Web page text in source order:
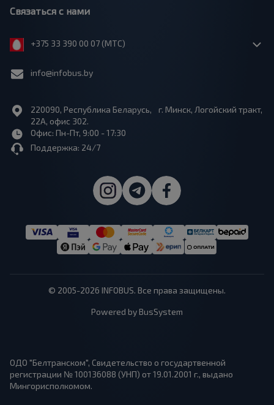
Связаться с нами
+375 33 390 00 07 (МТС)
info@infobus.by
220090, Республика Беларусь, г. Минск, Логойский тракт,
22А, офис 302.
Офис: Пн-Пт, 9:00 - 17:30
Поддержка: 24/7
© 2005-2026 INFOBUS. Все права защищены.
Powered by BusSystem
ОДО "Белтранском", Свидетельство о государтвенной
регистрации № 100136088 (УНП) от 19.01.2001 г., выдано
Мингорисполкомом.